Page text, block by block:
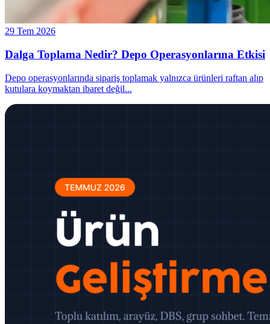
29 Tem 2026
Dalga Toplama Nedir? Depo Operasyonlarına Etkisi
Depo operasyonlarında sipariş toplamak yalnızca ürünleri raftan alıp
kutulara koymaktan ibaret değil...